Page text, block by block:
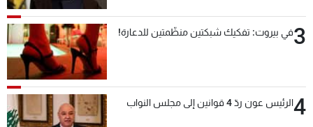
3في بيروت: تفكيك شبكتين منظّمتين للدعارة!
4الرئيس عون ردّ 4 قوانين إلى مجلس النواب